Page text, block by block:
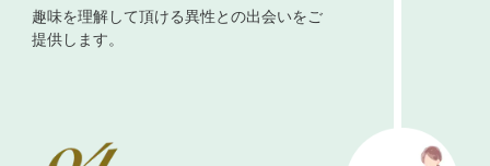
趣味を理解して頂ける異性との出会いをご
提供します。